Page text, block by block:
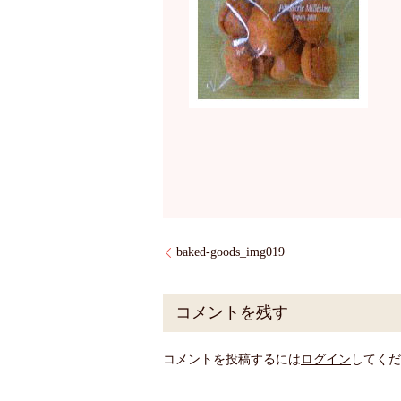
baked-goods_img019
コメントを残す
コメントを投稿するには ログイン してく